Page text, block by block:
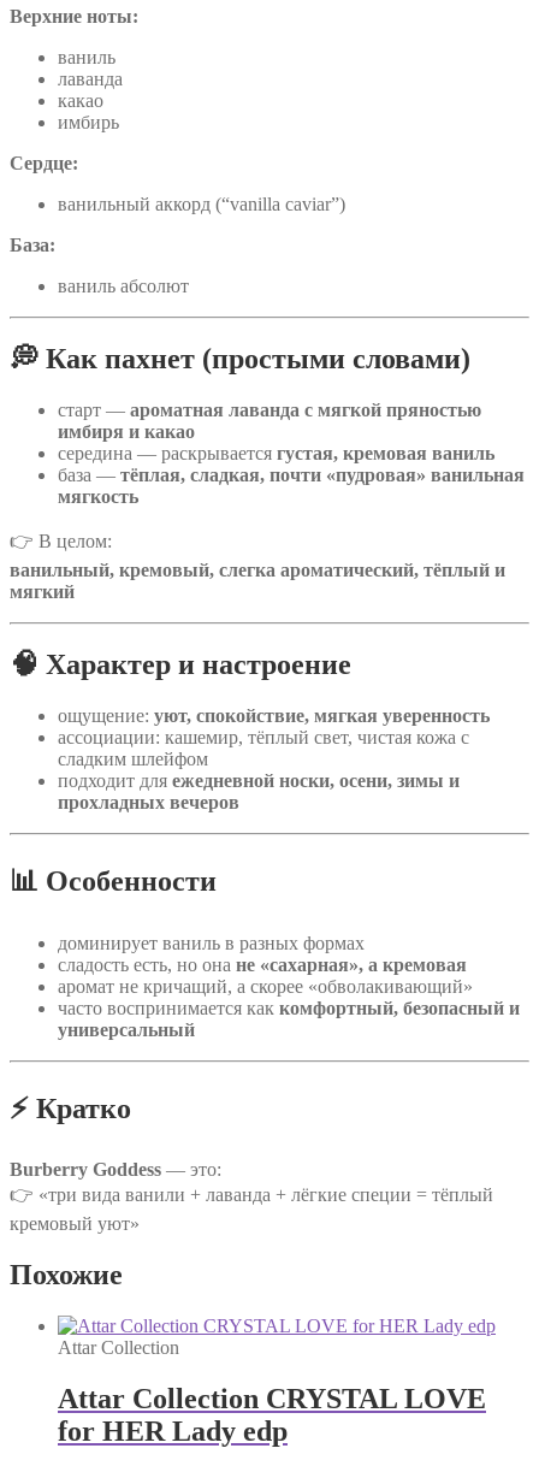
Верхние ноты:
ваниль
лаванда
какао
имбирь
Сердце:
ванильный аккорд (“vanilla caviar”)
База:
ваниль абсолют
💭 Как пахнет (простыми словами)
старт — ароматная лаванда с мягкой пряностью
имбиря и какао
середина — раскрывается густая, кремовая ваниль
база — тёплая, сладкая, почти «пудровая» ванильная
мягкость
👉 В целом:
ванильный, кремовый, слегка ароматический, тёплый и
мягкий
🧠 Характер и настроение
ощущение: уют, спокойствие, мягкая уверенность
ассоциации: кашемир, тёплый свет, чистая кожа с
сладким шлейфом
подходит для ежедневной носки, осени, зимы и
прохладных вечеров
📊 Особенности
доминирует ваниль в разных формах
сладость есть, но она не «сахарная», а кремовая
аромат не кричащий, а скорее «обволакивающий»
часто воспринимается как комфортный, безопасный и
универсальный
⚡ Кратко
Burberry Goddess — это:
👉 «три вида ванили + лаванда + лёгкие специи = тёплый
кремовый уют»
Похожие
Attar Collection
Attar Collection CRYSTAL LOVE
for HER Lady edp